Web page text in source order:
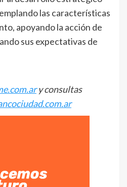
las características
apoyando la acción de
sus expectativas de
y consultas